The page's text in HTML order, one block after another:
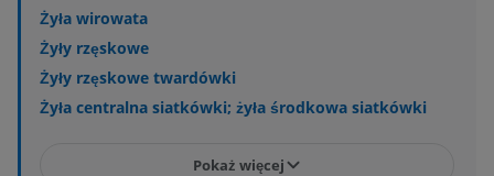
Żyła wirowata
Żyły rzęskowe
Żyły rzęskowe twardówki
Żyła centralna siatkówki; żyła środkowa siatkówki
Pokaż więcej